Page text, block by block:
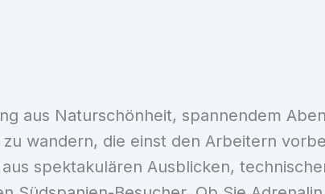
aus Naturschönheit, spannendem
wandern, die einst den Arbeitern
spektakulären Ausblicken,